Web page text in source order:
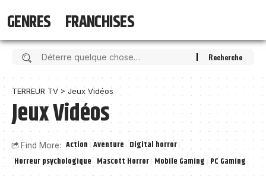
GENRES
FRANCHISES
TERREUR TV > Jeux Vidéos
Jeux Vidéos
Find More: Action Aventure Digital horror
Horreur psychologique Mascott Horror Mobile Gaming PC Gaming